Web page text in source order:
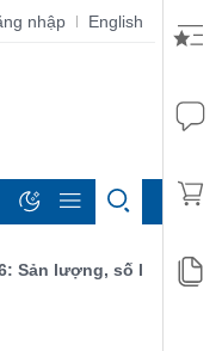
nhập | English
lượng, số lượng đơn